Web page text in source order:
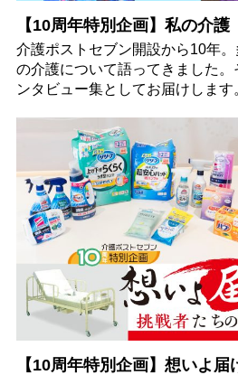
【10周年特別企画】私の介護
介護ポストセブン開設から10年
の介護について語ってきました。
ンタビュー集としてお届けします
【10周年特別企画】想いよ